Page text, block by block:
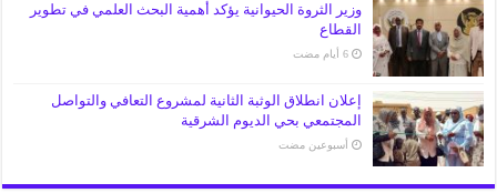
وزير الثروة الحيوانية يؤكد أهمية البحث العلمي في تطوير
القطاع
‏6 أيام مضت
إعلان انطلاق الوثبة الثانية لمشروع التعافي والتواصل
المجتمعي بحي الديوم الشرقية
‏أسبوعين مضت